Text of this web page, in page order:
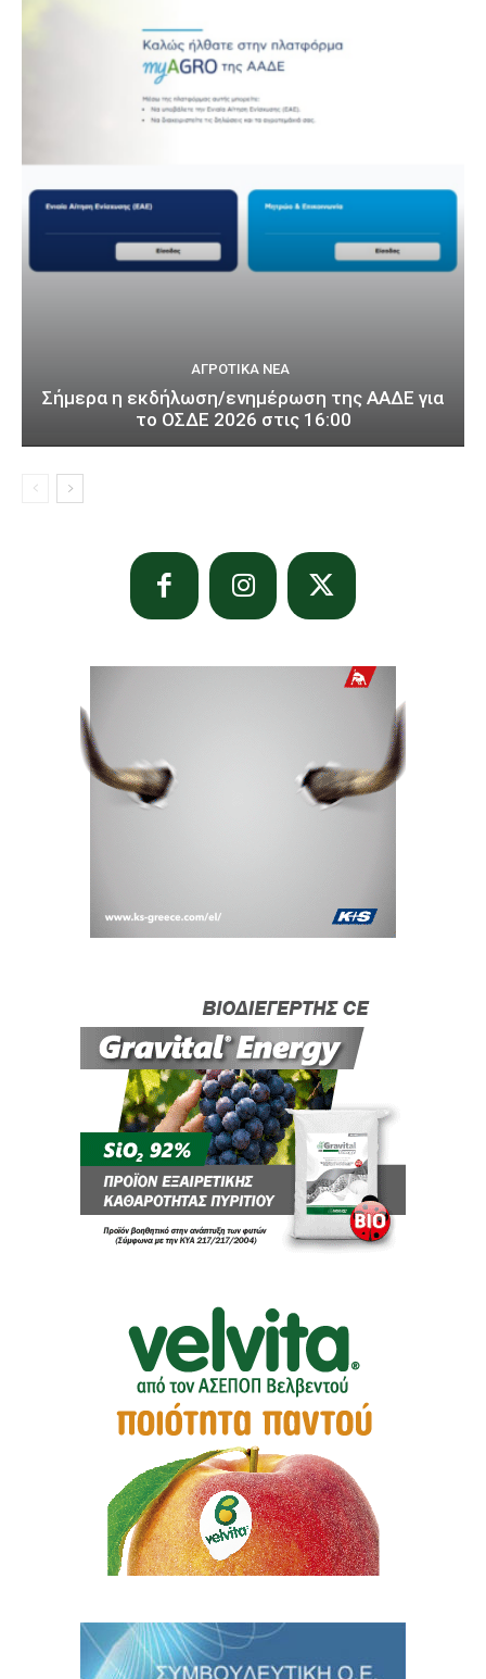
ΑΓΡΟΤΙΚΆ ΝΈΑ
Σήμερα η εκδήλωση/ενημέρωση της ΑΑΔΕ για
το ΟΣΔΕ 2026 στις 16:00